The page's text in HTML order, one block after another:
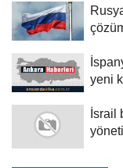
yeni
İsrail